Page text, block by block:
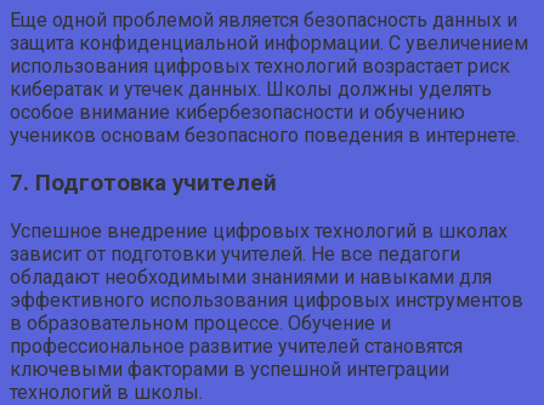
Еще одной проблемой является безопасность данных и
защита конфиденциальной информации. С увеличением
использования цифровых технологий возрастает риск
кибератак и утечек данных. Школы должны уделять
особое внимание кибербезопасности и обучению
учеников основам безопасного поведения в интернете.
7. Подготовка учителей
Успешное внедрение цифровых технологий в школах
зависит от подготовки учителей. Не все педагоги
обладают необходимыми знаниями и навыками для
эффективного использования цифровых инструментов
в образовательном процессе. Обучение и
профессиональное развитие учителей становятся
ключевыми факторами в успешной интеграции
технологий в школы.